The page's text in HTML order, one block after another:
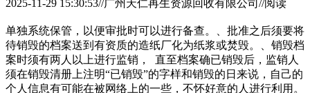
2025-11-29 15:30:53//广州天仁再生资源回收有限公司//阅读
单独系统保管，以便审批时可以进行备查。、批准之后须要将
待销毁的档案送到有资质的造纸厂化为纸浆或焚毁。、销毁档
案时须有两人以上进行监销， 直至档案确已销毁后，监销人
须在销毁清册上注明“已销毁”的字样和销毁的日来说，自己的
个人信息有可能在被网络上的一些，不怀好意的人进行利用。